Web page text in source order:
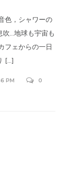
色，シャワーの
吹…地球も宇宙も
フェからの一日
[…]
PM 0